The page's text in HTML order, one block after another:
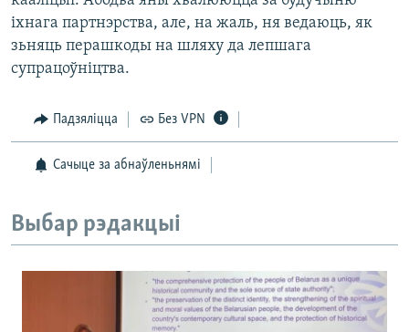
іхнага партнэрства, але, на жаль, ня ведаюць, як
зьняць перашкоды на шляху да лепшага
супрацоўніцтва.
Падзяліцца Без VPN
Сачыце за абнаўленьнямі
Выбар рэдакцыі